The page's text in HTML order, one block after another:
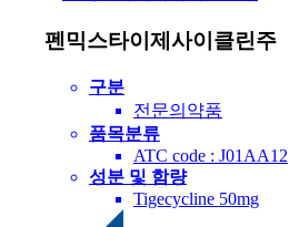
펜믹스타이제사이클린주
구분
전문의약품
품목분류
ATC code : J01AA12
성분 및 함량
Tigecycline 50mg